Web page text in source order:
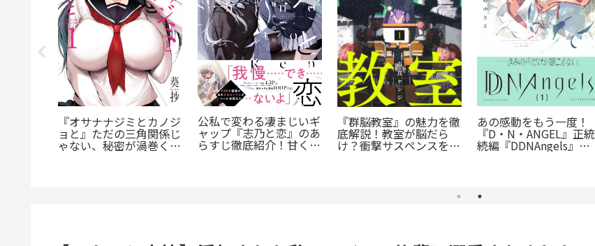
『たまらないのは恋なの
か』徹底解説：王道の
「花言葉」と連携する転
生ファンタジー：『君に
贈るキヅタ』完全解説
『捕虜英雄』完全解説！
最底辺から駆け上がる至
高のカタルシス
『たろうのまにまに』徹
底紹介！クズなヒモ男に
沼る人続出の理由と「ま
にまに」の意味とは？